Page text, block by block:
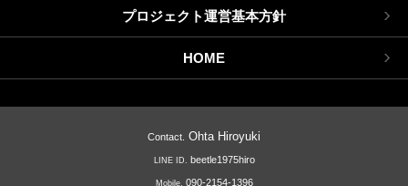
プロジェクト運営基本方針
HOME
Contact. Ohta Hiroyuki
LINE ID. beetle1975hiro
Mobile. 090-2154-1396